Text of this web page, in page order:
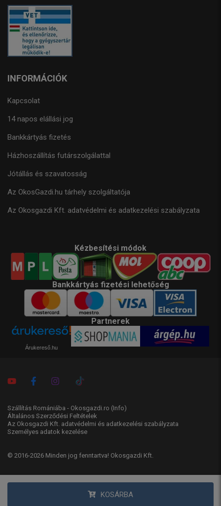
KOSÁRBA
INFORMÁCIÓK
Kapcsolat
14 napos elállási jog
Bankkártyás fizetés
Házhoszállítás futárszolgálattal
Jótállás és szavatosság
Az OkosGazdi.hu tárhely szolgáltatója
Az Okosgazdi Kft. adatvédelmi és adatkezelési szabályzata
Kézbesítési módok
Bankkártyás fizetési lehetőség
Partnerek
Árukereső.hu
Szállítás Romániába - Okosgazdi.ro (Info)
Általános Szerződési Feltételek
Az Okosgazdi Kft. adatvédelmi és adatkezelési szabályzata
Személyes adatok kezelése
© 2016-2026 Minden jog fenntartva! Okosgazdi Kft.